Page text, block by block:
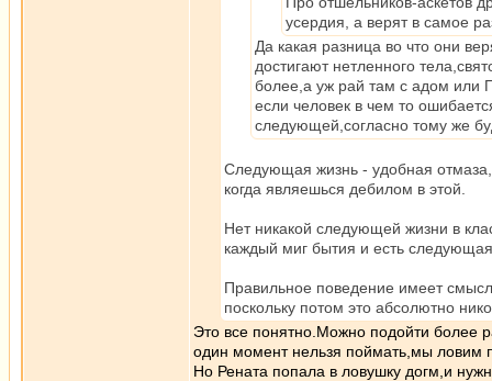
усердия, а верят в самое
Да какая разница во что они
достигают нетленного
более,а уж рай там с адом или
если человек в чем то
следующей,согласно тому же
Следующая жизнь - удобная отмаза,
когда являешься дебилом в этой.
Нет никакой следующей жизни в
каждый миг бытия и есть
Правильное поведение имеет
поскольку потом это абсолютно
Это все понятно.Можно подойти более
один момент нельзя поймать,мы ловим
Но Рената попала в ловушку догм,и